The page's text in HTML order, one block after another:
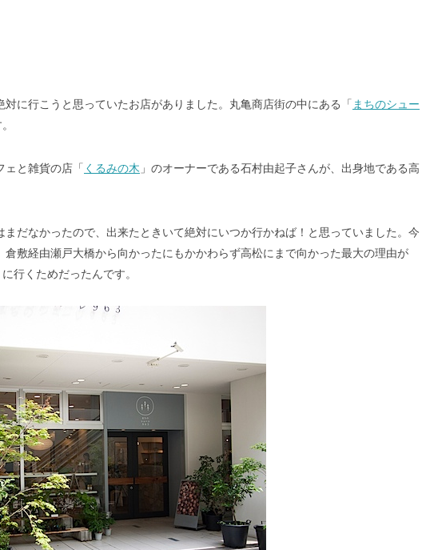
対に行こうと思っていたお店がありました。丸亀商店街の中にある「まちのシュー
ェと雑貨の店「 くるみの木 」のオーナーである石村由起子さんが、出身地である高
だなかったので、出来たときいて絶対にいつか行かねば！と思っていました。今
倉敷経由瀬戸大橋から向かったにもかかわらず高松にまで向かった最大の理由が
行くためだったんです。